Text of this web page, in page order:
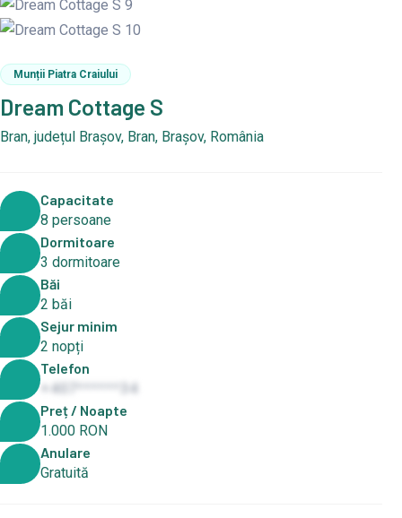
Munții Piatra Craiului
Dream Cottage S
Bran, județul Brașov, Bran, Brașov, România
Capacitate
8 persoane
Dormitoare
3 dormitoare
Băi
2 băi
Sejur minim
2 nopți
Telefon
+407******34
Preț / Noapte
1.000 RON
Anulare
Gratuită